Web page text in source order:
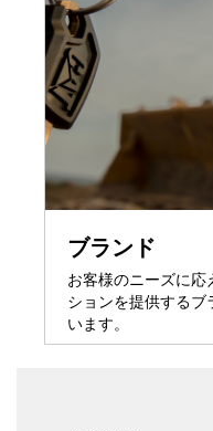
ブランド
お客様のニーズに
ションを提供する
います。